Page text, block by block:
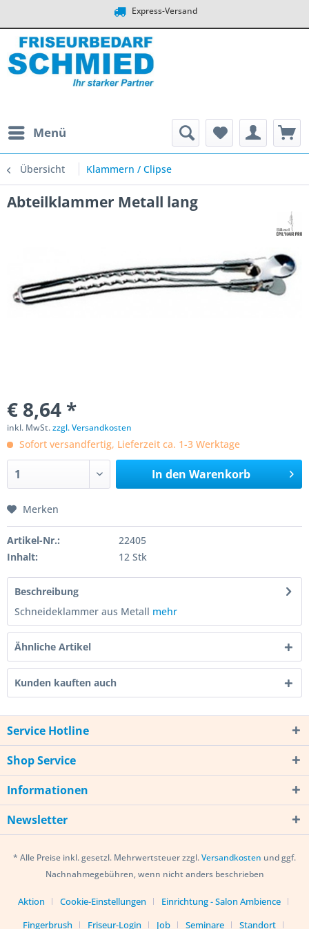
Express-Versand
Menü
Übersicht Klammern / Clipse
Abteilklammer Metall lang
€ 8,64 *
inkl. MwSt.zzgl. Versandkosten
Sofort versandfertig, Lieferzeit ca. 1-3 Werktage
In den Warenkorb
Merken
Artikel-Nr.:
22405
Inhalt:
12 Stk
Beschreibung
Schneideklammer aus Metall mehr
Ähnliche Artikel
Kunden kauften auch
Service Hotline
Shop Service
Informationen
Newsletter
* Alle Preise inkl. gesetzl. Mehrwertsteuer zzgl.Versandkosten und ggf.
Nachnahmegebühren, wenn nicht anders beschrieben
Aktion Cookie-Einstellungen
Einrichtung - Salon Ambience
Fingerbrush
Friseur-Login Job Seminare Standort